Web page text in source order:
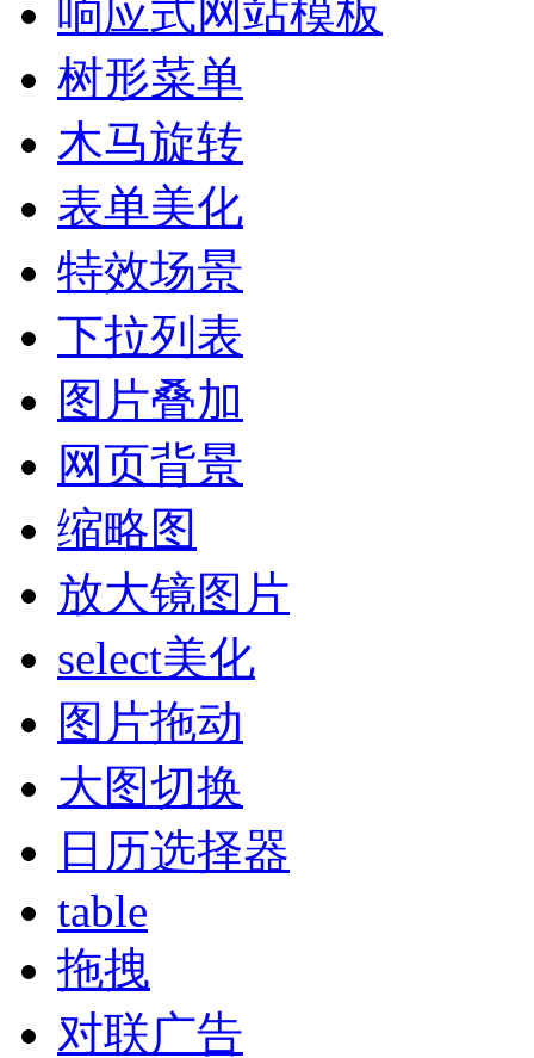
响应式网站模板
树形菜单
木马旋转
表单美化
特效场景
下拉列表
图片叠加
网页背景
缩略图
放大镜图片
select美化
图片拖动
大图切换
日历选择器
table
拖拽
对联广告